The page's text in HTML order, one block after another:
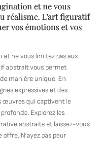
et ne vous
réalisme. L’art figuratif
vos émotions et vos
et ne vous limitez pas aux
abstrait vous permet
manière unique. En
expressives et des
œuvres qui captivent le
Explorez les
abstraite et laissez-vous
N’ayez pas peur